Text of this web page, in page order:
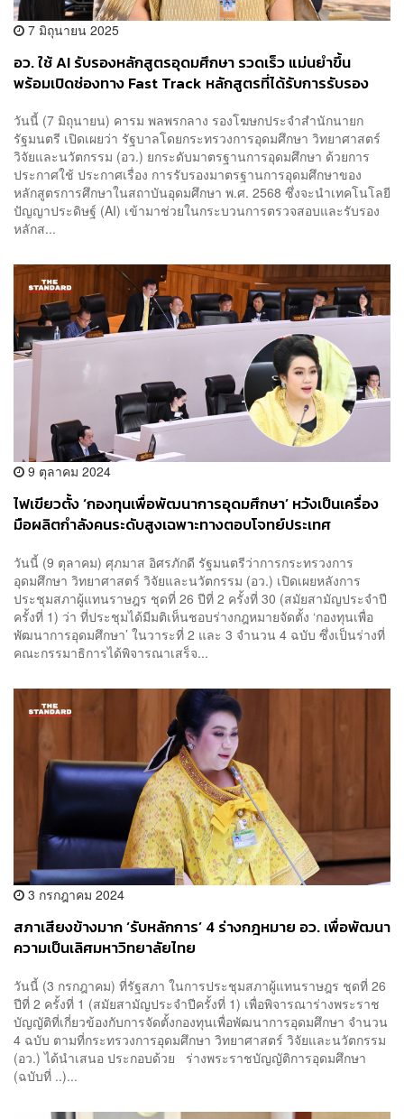
7 มิถุนายน 2025
อว. ใช้ AI รับรองหลักสูตรอุดมศึกษา รวดเร็ว แม่นยำขึ้น
พร้อมเปิดช่องทาง Fast Track หลักสูตรที่ได้รับการรับรอง
วันนี้ (7 มิถุนายน) คารม พลพรกลาง รองโฆษกประจำสำนักนายก
รัฐมนตรี เปิดเผยว่า รัฐบาลโดยกระทรวงการอุดมศึกษา วิทยาศาสตร์
วิจัยและนวัตกรรม (อว.) ยกระดับมาตรฐานการอุดมศึกษา ด้วยการ
ประกาศใช้ ประกาศเรื่อง การรับรองมาตรฐานการอุดมศึกษาของ
หลักสูตรการศึกษาในสถาบันอุดมศึกษา พ.ศ. 2568 ซึ่งจะนำเทคโนโลยี
ปัญญาประดิษฐ์ (AI) เข้ามาช่วยในกระบวนการตรวจสอบและรับรอง
หลักส...
9 ตุลาคม 2024
ไฟเขียวตั้ง ‘กองทุนเพื่อพัฒนาการอุดมศึกษา’ หวังเป็นเครื่อง
มือผลิตกำลังคนระดับสูงเฉพาะทางตอบโจทย์ประเทศ
วันนี้ (9 ตุลาคม) ศุภมาส อิศรภักดี รัฐมนตรีว่าการกระทรวงการ
อุดมศึกษา วิทยาศาสตร์ วิจัยและนวัตกรรม (อว.) เปิดเผยหลังการ
ประชุมสภาผู้แทนราษฎร ชุดที่ 26 ปีที่ 2 ครั้งที่ 30 (สมัยสามัญประจำปี
ครั้งที่ 1) ว่า ที่ประชุมได้มีมติเห็นชอบร่างกฎหมายจัดตั้ง ‘กองทุนเพื่อ
พัฒนาการอุดมศึกษา’ ในวาระที่ 2 และ 3 จำนวน 4 ฉบับ ซึ่งเป็นร่างที่
คณะกรรมาธิการได้พิจารณาเสร็จ...
3 กรกฎาคม 2024
สภาเสียงข้างมาก ‘รับหลักการ’ 4 ร่างกฎหมาย อว. เพื่อพัฒนา
ความเป็นเลิศมหาวิทยาลัยไทย
วันนี้ (3 กรกฎาคม) ที่รัฐสภา ในการประชุมสภาผู้แทนราษฎร ชุดที่ 26
ปีที่ 2 ครั้งที่ 1 (สมัยสามัญประจำปีครั้งที่ 1) เพื่อพิจารณาร่างพระราช
บัญญัติที่เกี่ยวข้องกับการจัดตั้งกองทุนเพื่อพัฒนาการอุดมศึกษา จำนวน
4 ฉบับ ตามที่กระทรวงการอุดมศึกษา วิทยาศาสตร์ วิจัยและนวัตกรรม
(อว.) ได้นำเสนอ ประกอบด้วย ร่างพระราชบัญญัติการอุดมศึกษา
(ฉบับที่ ..)...